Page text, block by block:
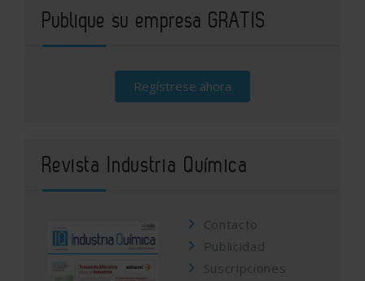
Publique su empresa GRATIS
Regístrese ahora
Revista Industria Química
Contacto
Publicidad
Suscripciones